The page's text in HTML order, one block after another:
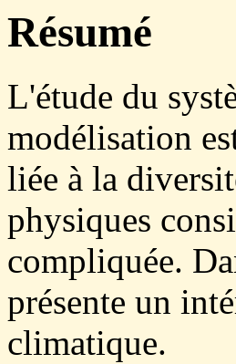
Résumé
L'étude du
modélisation
liée à la
physiques
compliquée.
présente un
climatique.